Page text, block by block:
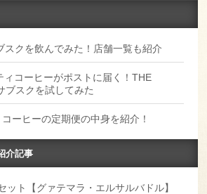
スクを飲んでみた！店舗一覧も紹介
ィコーヒーがポストに届く！THE
ブスクを試してみた
ーヒーの定期便の中身を紹介！
介記事
ット【グァテマラ・エルサルバドル】